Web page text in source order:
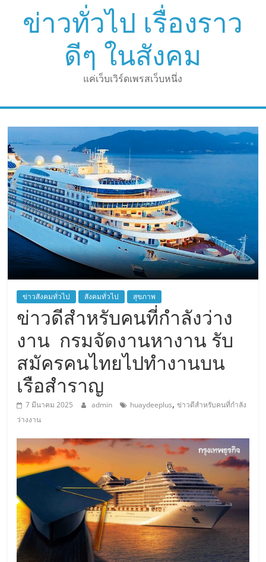
contentข่าวทั่วไป เรื่องราว
ดีๆ ในสังคม
แค่เว็บเวิร์ดเพรสเว็บหนึ่ง
ข่าวสังคมทั่วไป สังคมทั่วไป สุขภาพ
ข่าวดีสำหรับคนที่กำลังว่าง
งาน กรมจัดงานหางาน รับ
สมัครคนไทยไปทำงานบน
เรือสำราญ
7 มีนาคม 2025 admin huaydeeplus,ข่าวดีสำหรับคนที่กำลัง
ว่างงาน